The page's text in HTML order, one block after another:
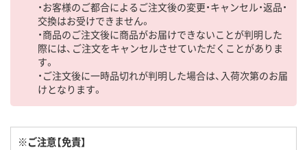
・お客様のご都合によるご注文後の変更・キャンセル・返品・
交換はお受けできません。
・商品のご注文後に商品がお届けできないことが判明した
際には、ご注文をキャンセルさせていただくことがありま
す。
・ご注文後に一時品切れが判明した場合は、入荷次第のお届
けとなります。
※ご注意【免責】